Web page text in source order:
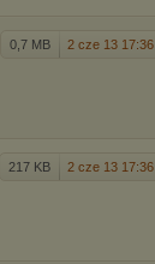
0,7 MB 2 cze 13 17:36
217 KB 2 cze 13 17:36